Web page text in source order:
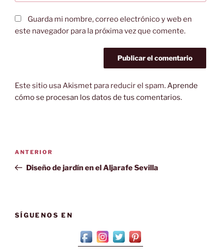
Guarda mi nombre, correo electrónico y web en
este navegador para la próxima vez que comente.
Este sitio usa Akismet para reducir el spam.Aprende
cómo se procesan los datos de tus comentarios.
entradas
Entrada
anterior:
ANTERIOR
Diseño de jardín en el Aljarafe Sevilla
SÍGUENOS EN